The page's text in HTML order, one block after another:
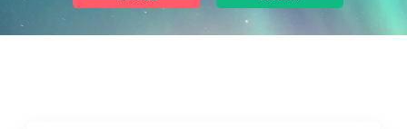
Märkte